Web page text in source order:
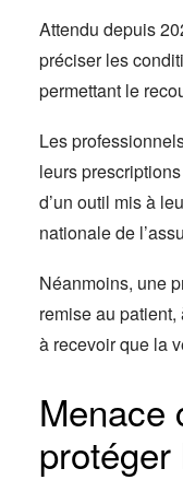
Attendu depuis
préciser les
permettant le
Les
leurs
d’un outil mis à
nationale de
Néanmoins, une
remise au
à recevoir que la
Menace